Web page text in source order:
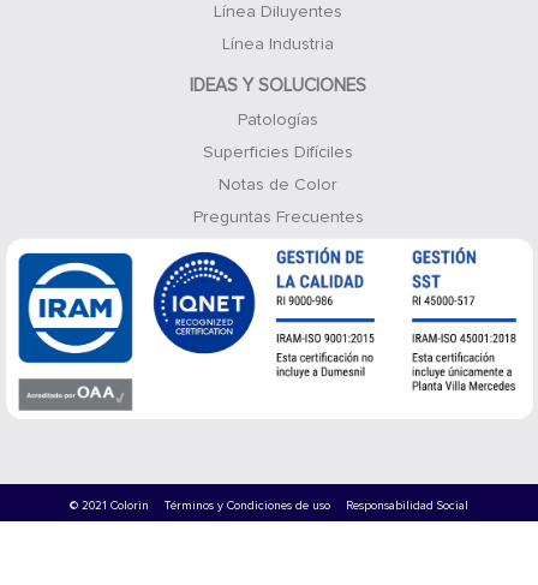
Línea Diluyentes
Línea Industria
IDEAS Y SOLUCIONES
Patologías
Superficies Difíciles
Notas de Color
Preguntas Frecuentes
© 2021 Colorin Términos y Condiciones de uso Responsabilidad Social